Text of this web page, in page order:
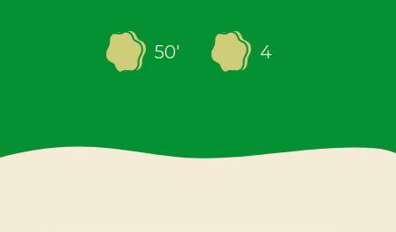
50' 4